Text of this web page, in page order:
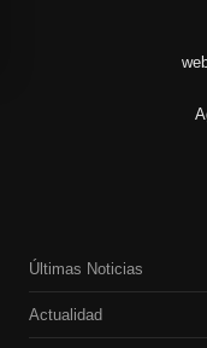
Últimas Noticias
Actualidad